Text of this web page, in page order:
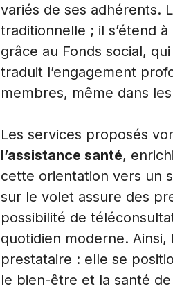
variés de ses adhérents.
traditionnelle ; il s’étend
grâce au Fonds social,
traduit l’engagement
membres, même dans
Les services proposés
l’assistance santé,
cette orientation vers un
sur le volet assure des
possibilité de
quotidien moderne. Ainsi,
prestataire : elle se
le bien-être et la santé